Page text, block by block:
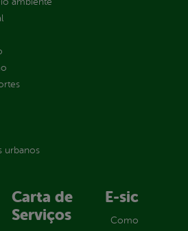
urbanos
Carta de
Serviços
E-sic
Como